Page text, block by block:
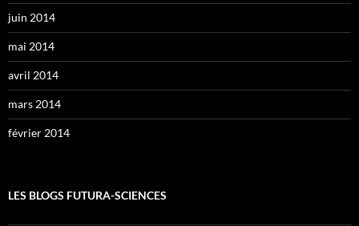
juin 2014
mai 2014
avril 2014
mars 2014
février 2014
LES BLOGS FUTURA-SCIENCES